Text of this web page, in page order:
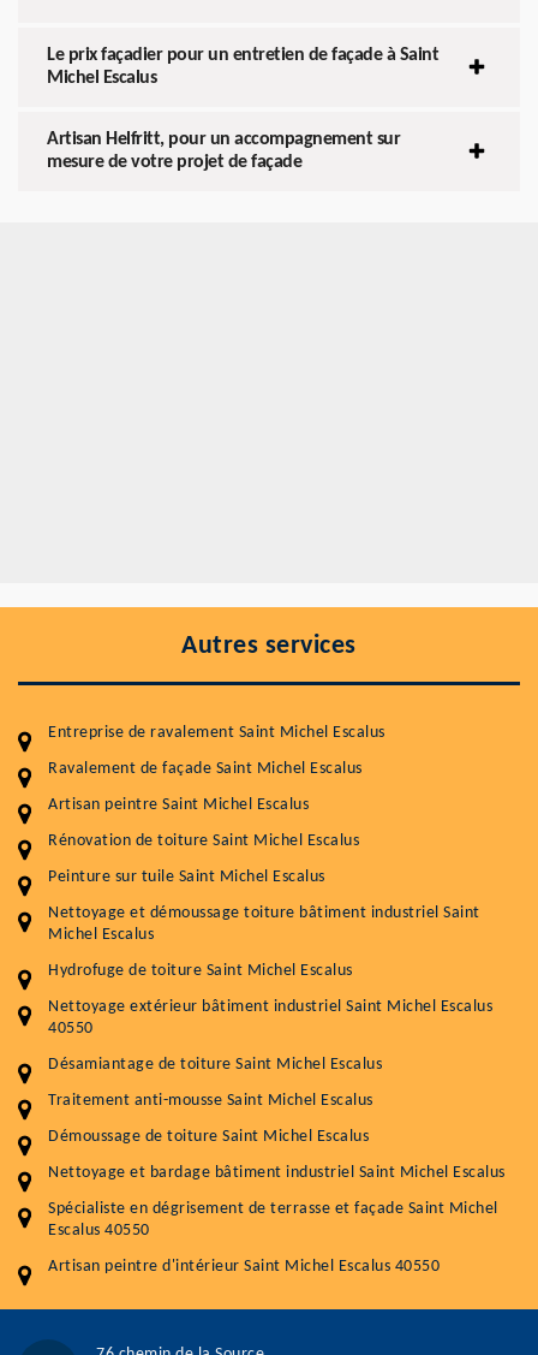
Le prix façadier pour un entretien de façade à Saint
Michel Escalus
Artisan Helfritt, pour un accompagnement sur
mesure de votre projet de façade
Autres services
Entreprise de ravalement Saint Michel Escalus
Ravalement de façade Saint Michel Escalus
Artisan peintre Saint Michel Escalus
Rénovation de toiture Saint Michel Escalus
Peinture sur tuile Saint Michel Escalus
Nettoyage et démoussage toiture bâtiment industriel Saint
Michel Escalus
Hydrofuge de toiture Saint Michel Escalus
Nettoyage extérieur bâtiment industriel Saint Michel Escalus
40550
Désamiantage de toiture Saint Michel Escalus
Traitement anti-mousse Saint Michel Escalus
Démoussage de toiture Saint Michel Escalus
Nettoyage et bardage bâtiment industriel Saint Michel Escalus
Spécialiste en dégrisement de terrasse et façade Saint Michel
Escalus 40550
Artisan peintre d'intérieur Saint Michel Escalus 40550
Entretenir votre toiture, c'est préserver sa
durabilité
Service
Démoussage toiture
Traitement hydrofuge toiture
Prix au m²
Artisant local recommander